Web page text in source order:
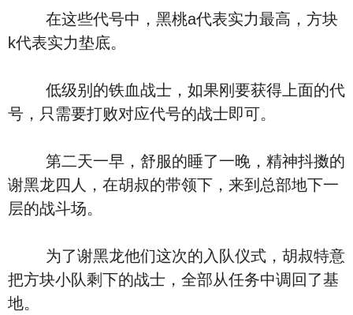
在这些代号中，黑桃a代表实力最高，方块
k代表实力垫底。
低级别的铁血战士，如果刚要获得上面的代
号，只需要打败对应代号的战士即可。
第二天一早，舒服的睡了一晚，精神抖擞的
谢黑龙四人，在胡叔的带领下，来到总部地下一
层的战斗场。
为了谢黑龙他们这次的入队仪式，胡叔特意
把方块小队剩下的战士，全部从任务中调回了基
地。